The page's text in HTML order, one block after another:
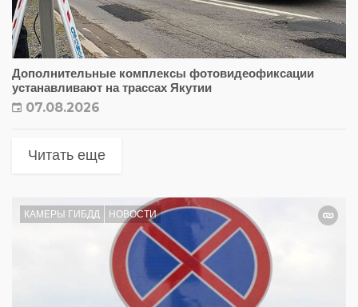
Дополнительные комплексы фотовидеофиксации
устанавливают на трассах Якутии
07.08.2026
Читать еще
КАМЕРЫ ГИБДД НОВОСТИ